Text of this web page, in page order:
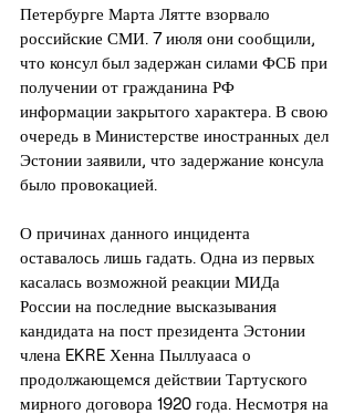
Петербурге Марта Лятте взорвало
российские СМИ. 7 июля они сообщили,
что консул был задержан силами ФСБ при
получении от гражданина РФ
информации закрытого характера. В свою
очередь в Министерстве иностранных дел
Эстонии заявили, что задержание консула
было провокацией.
О причинах данного инцидента
оставалось лишь гадать. Одна из первых
касалась возможной реакции МИДа
России на последние высказывания
кандидата на пост президента Эстонии
члена EKRE Хенна Пыллуааса о
продолжающемся действии Тартуского
мирного договора 1920 года. Несмотря на